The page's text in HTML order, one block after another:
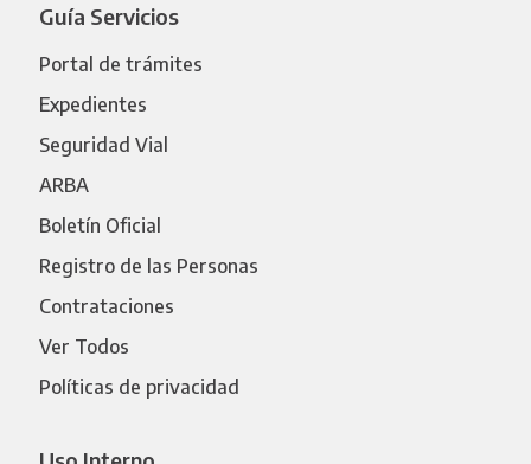
Guía Servicios
Portal de trámites
Expedientes
Seguridad Vial
ARBA
Boletín Oficial
Registro de las Personas
Contrataciones
Ver Todos
Políticas de privacidad